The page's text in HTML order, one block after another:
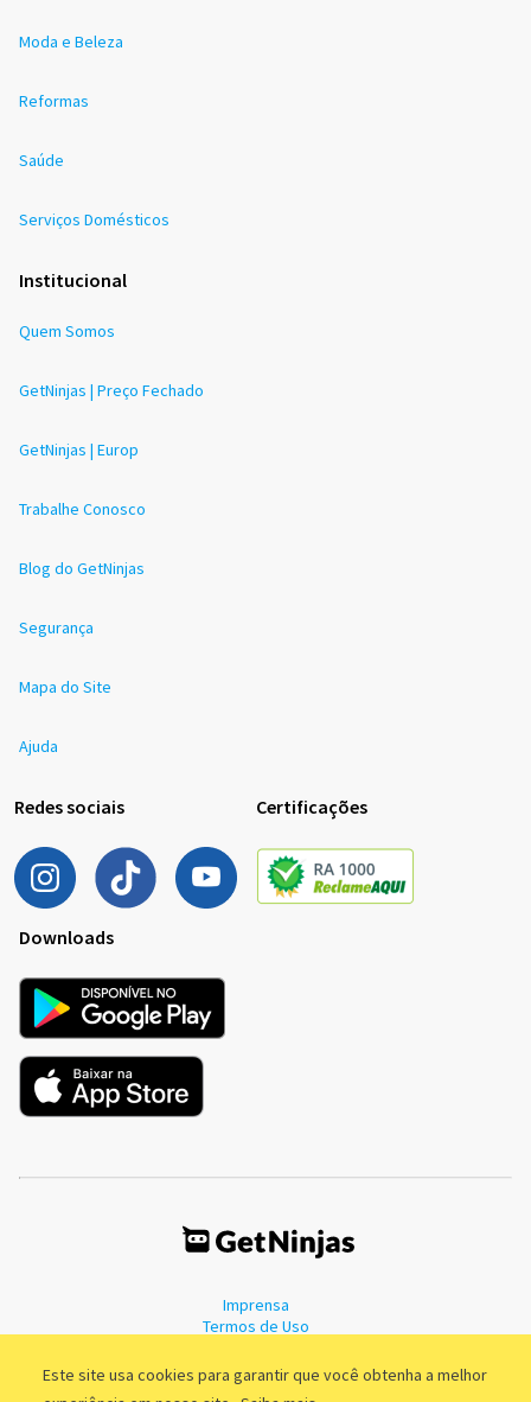
Este site usa cookies para garantir que você obtenha a melhor
Moda e Beleza
Reformas
Saúde
Serviços Domésticos
Institucional
Quem Somos
GetNinjas | Preço Fechado
GetNinjas | Europ
Trabalhe Conosco
Blog do GetNinjas
Segurança
Mapa do Site
Ajuda
Redes sociais Certificações
Downloads
Imprensa
Termos de Uso